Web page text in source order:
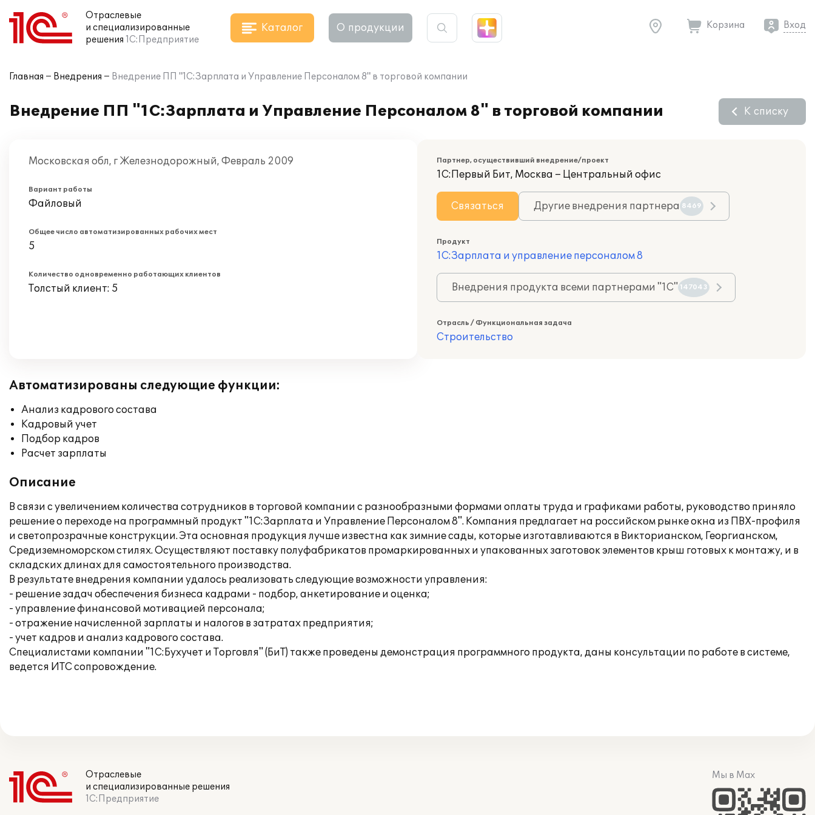
Отраслевые
и специализированные
решения 1С:Предприятие
Каталог О продукции Корзина Вход
Главная Внедрения Внедрение ПП "1С:Зарплата и Управление Персоналом 8" в торговой компании
Внедрение ПП "1С:Зарплата и Управление Персоналом 8" в торговой компании К списку
Московская обл, г Железнодорожный, Февраль 2009
Вариант работы
Файловый
Общее число автоматизированных рабочих мест
5
Количество одновременно работающих клиентов
Толстый клиент: 5
Партнер, осуществивший внедрение/проект
1С:Первый Бит, Москва – Центральный офис
Связаться Другие внедрения партнера 8469
Продукт
1С:Зарплата и управление персоналом 8
Внедрения продукта всеми партнерами "1С" 147043
Отрасль / Функциональная задача
Строительство
Автоматизированы следующие функции:
Анализ кадрового состава
Кадровый учет
Подбор кадров
Расчет зарплаты
Описание
В связи с увеличением количества сотрудников в торговой компании с разнообразными формами оплаты труда и графиками работы, руководство приняло
решение о переходе на программный продукт "1С:Зарплата и Управление Персоналом 8". Компания предлагает на российском рынке окна из ПВХ-профиля
и светопрозрачные конструкции. Эта основная продукция лучше известна как зимние сады, которые изготавливаются в Викторианском, Георгианском,
Средиземноморcком стилях. Осуществляют поставку полуфабрикатов промаркированных и упакованных заготовок элементов крыш готовых к монтажу, и в
складских длинах для самостоятельного производства.
В результате внедрения компании удалось реализовать следующие возможности управления:
- решение задач обеспечения бизнеса кадрами - подбор, анкетирование и оценка;
- управление финансовой мотивацией персонала;
- отражение начисленной зарплаты и налогов в затратах предприятия;
- учет кадров и анализ кадрового состава.
Специалистами компании "1С:Бухучет и Торговля" (БиТ) также проведены демонстрация программного продукта, даны консультации по работе в системе,
ведется ИТС сопровождение.
Отраслевые
и специализированные решения
1С:Предприятие
Мы в Max